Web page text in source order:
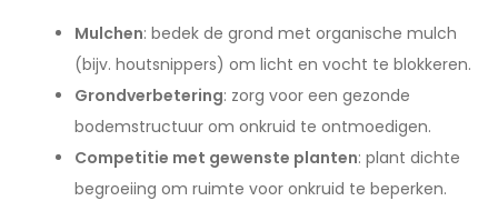
Mulchen: bedek de grond met organische mulch
(bijv. houtsnippers) om licht en vocht te blokkeren.
Grondverbetering: zorg voor een gezonde
bodemstructuur om onkruid te ontmoedigen.
Competitie met gewenste planten: plant dichte
begroeiing om ruimte voor onkruid te beperken.